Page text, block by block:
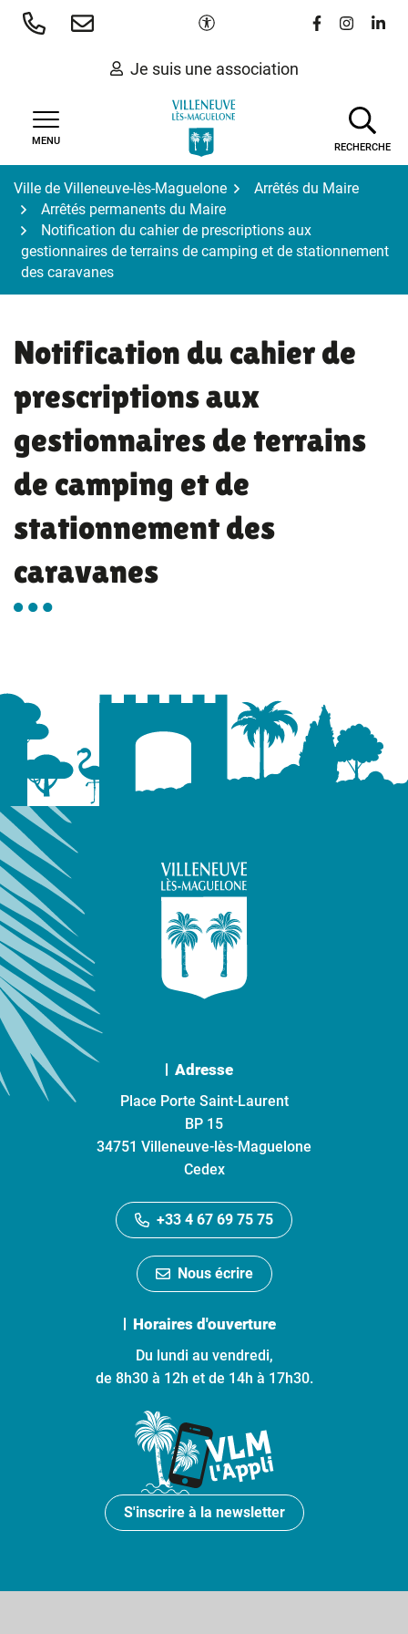
Aller
Paramètres d'accessibilité
Lien vers le
Lien vers
Lien
Je suis une association
MENU
RECHERCHE
Ville de Villeneuve-lès-Maguelone
Arrêtés du Maire
Arrêtés permanents du Maire
Notification du cahier de prescriptions aux
gestionnaires de terrains de camping et de stationnement
des caravanes
Notification du cahier de
prescriptions aux
gestionnaires de terrains
de camping et de
stationnement des
caravanes
Adresse
Place Porte Saint-Laurent
BP 15
34751 Villeneuve-lès-Maguelone
Cedex
+33 4 67 69 75 75
Nous écrire
Horaires d'ouverture
Du lundi au vendredi,
de 8h30 à 12h et de 14h à 17h30.
S'inscrire à la newsletter